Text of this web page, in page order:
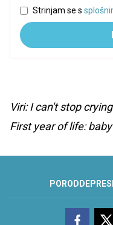
Strinjam se s
Viri: I can't stop
First year of life:
POROD